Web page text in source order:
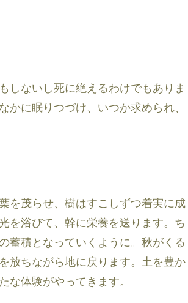
しないし死に絶えるわけでもありま
に眠りつづけ、いつか求められ、
を茂らせ、樹はすこしずつ着実に成
を浴びて、幹に栄養を送ります。ち
蓄積となっていくように。秋がくる
放ちながら地に戻ります。土を豊か
な体験がやってきます。